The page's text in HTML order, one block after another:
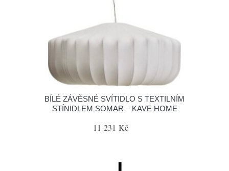
BÍLÉ ZÁVĚSNÉ SVÍTIDLO S TEXTILNÍM
STÍNIDLEM SOMAR – KAVE HOME
11 231 Kč